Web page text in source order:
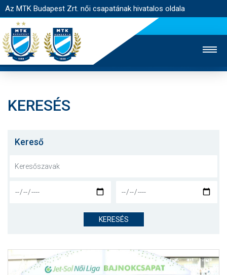
Az MTK Budapest Zrt. női csapatának hivatalos oldala
JEGYÉRTÉKESÍTÉS
NYITÓLAP
CSAPAT
JELENTKEZÉS
KERESÉS
Kereső
KERESÉS